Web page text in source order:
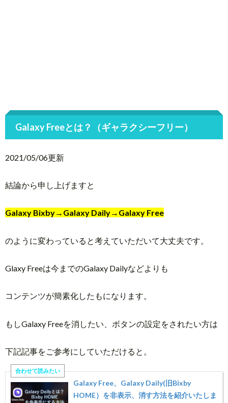
Galaxy Freeとは？（ギャラクシーフリー）
2021/05/06更新
結論から申し上げますと
Galaxy Bixby→Galaxy Daily→Galaxy Free
のように変わっていると考えていただいて大丈夫です。
Glaxy Freeは今までのGalaxy Dailyなどよりも
コンテンツが簡素化したもになります。
もしGalaxy Freeを消したい、ボタンの設定をされたい方は
下記記事をご参考にしていただけると。
Galaxy Free、Galaxy Daily(旧Bixby
HOME）を非表示、消す方法を紹介いたしま